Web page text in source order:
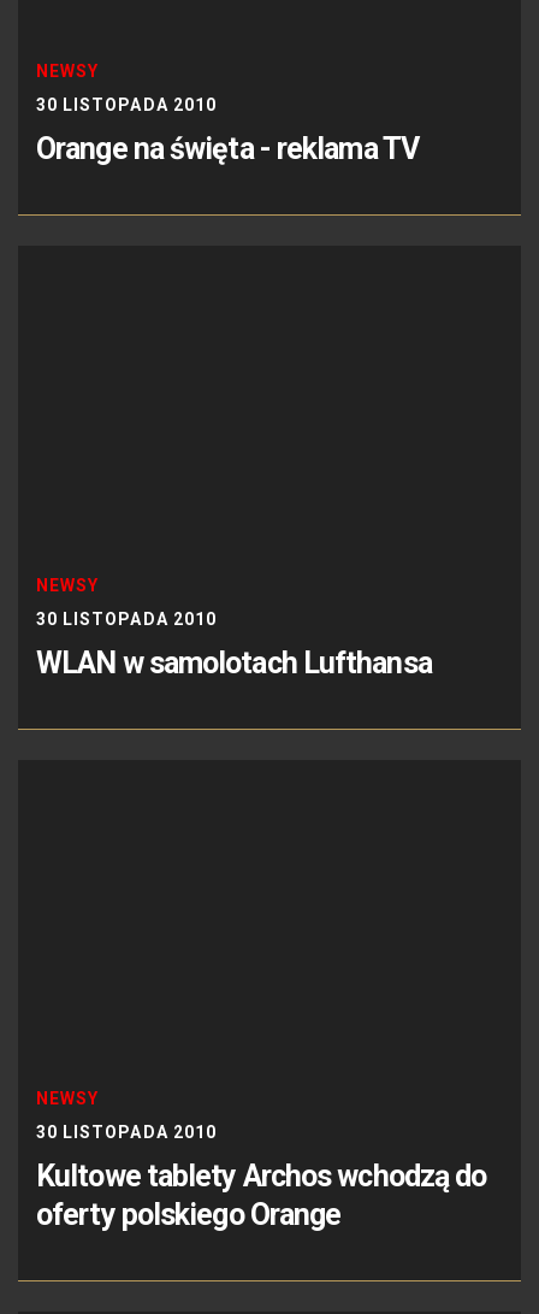
NEWSY
30 LISTOPADA 2010
Orange na święta - reklama TV
NEWSY
30 LISTOPADA 2010
WLAN w samolotach Lufthansa
NEWSY
30 LISTOPADA 2010
Kultowe tablety Archos wchodzą do
oferty polskiego Orange